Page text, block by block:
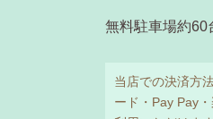
無料駐車場約60
当店での決済方
ード・Pay Pay